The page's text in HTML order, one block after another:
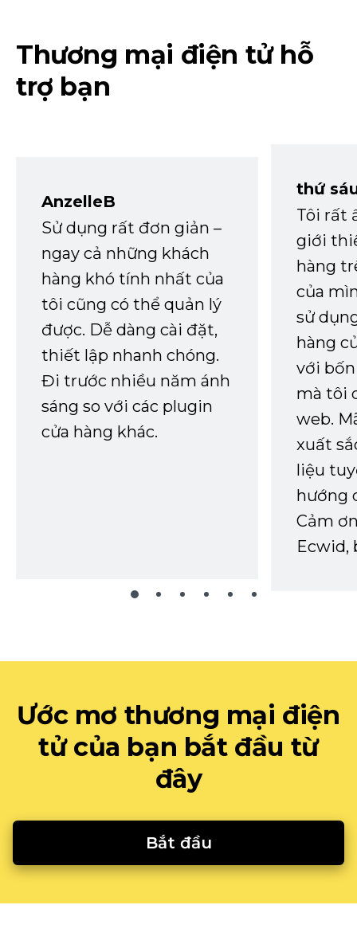
Thương mại điện tử hỗ
trợ bạn
AnzelleB
Sử dụng rất đơn giản –
ngay cả những khách
hàng khó tính nhất của
tôi cũng có thể quản lý
được. Dễ dàng cài đặt,
thiết lập nhanh chóng.
Đi trước nhiều năm ánh
sáng so với các plugin
cửa hàng khác.
thứ
Tôi rất
giới
hàng
của
sử
hàng
với
mà tôi
web.
xuất
liệu
hướng
Cảm
Ecwid,
Ước mơ thương mại điện
tử của bạn bắt đầu từ
đây
Bắt đầu